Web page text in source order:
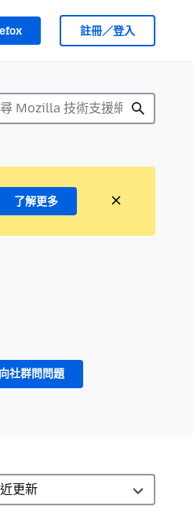
註冊／登入
了解更多
向社群問問題